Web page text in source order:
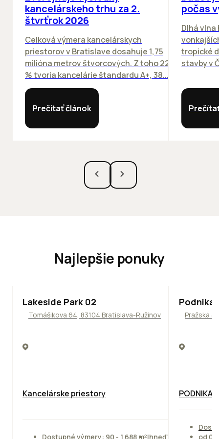
kancelárskeho trhu za 2.
štvrťrok 2026
Celková výmera kancelárskych
priestorov v Bratislave dosahuje 1,75
milióna metrov štvorcových. Z toho 22
% tvoria kancelárie štandardu A+, 38...
Prečítať článok
počas
Dlhá
tropické
stavby v
Najlepšie ponuky
ODPORÚČAME
Lakeside Park 02
Tomášikova 64, 83104 Bratislava-Ružinov
Kancelárske priestory
Dostupné výmery: 90 - 1 688 m²Ihneď
Pražská
od